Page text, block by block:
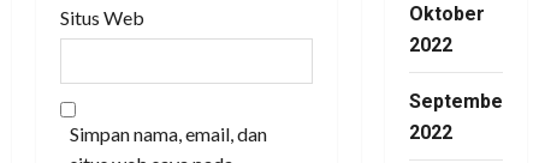
Situs Web
Simpan nama, email, dan
Oktober
2022
September
2022